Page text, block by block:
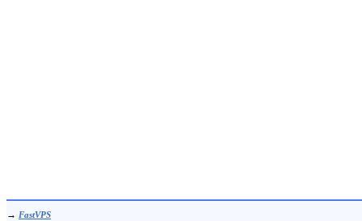
→ FastVPS